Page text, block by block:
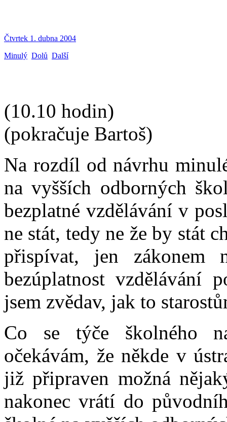
Čtvrtek 1. dubna 2004
Minulý Dolů Další
(10.10 hodin)
(pokračuje Bartoš)
Na rozdíl od návrhu
na vyšších odborných
bezplatné vzdělávání v
ne stát, tedy ne že by stát
přispívat, jen
bezúplatnost vzdělávání
jsem zvědav, jak to
Co se týče školného
očekávám, že někde v
již připraven možná
nakonec vrátí do